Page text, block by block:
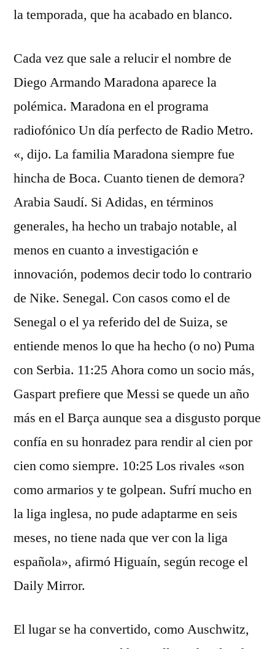
la temporada, que ha acabado en blanco.
Cada vez que sale a relucir el nombre de
Diego Armando Maradona aparece la
polémica. Maradona en el programa
radiofónico Un día perfecto de Radio Metro.
«, dijo. La familia Maradona siempre fue
hincha de Boca. Cuanto tienen de demora?
Arabia Saudí. Si Adidas, en términos
generales, ha hecho un trabajo notable, al
menos en cuanto a investigación e
innovación, podemos decir todo lo contrario
de Nike. Senegal. Con casos como el de
Senegal o el ya referido del de Suiza, se
entiende menos lo que ha hecho (o no) Puma
con Serbia. 11:25 Ahora como un socio más,
Gaspart prefiere que Messi se quede un año
más en el Barça aunque sea a disgusto porque
confía en su honradez para rendir al cien por
cien como siempre. 10:25 Los rivales «son
como armarios y te golpean. Sufrí mucho en
la liga inglesa, no pude adaptarme en seis
meses, no tiene nada que ver con la liga
española», afirmó Higuaín, según recoge el
Daily Mirror.
El lugar se ha convertido, como Auschwitz,